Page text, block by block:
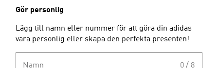
Gör personlig
Lägg till namn eller nummer för att göra din adidas
vara personlig eller skapa den perfekta presenten!
Namn 0 / 8